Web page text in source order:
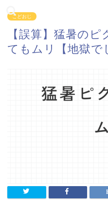
こどおじ
【誤算】猛暑の
てもムリ【地獄で